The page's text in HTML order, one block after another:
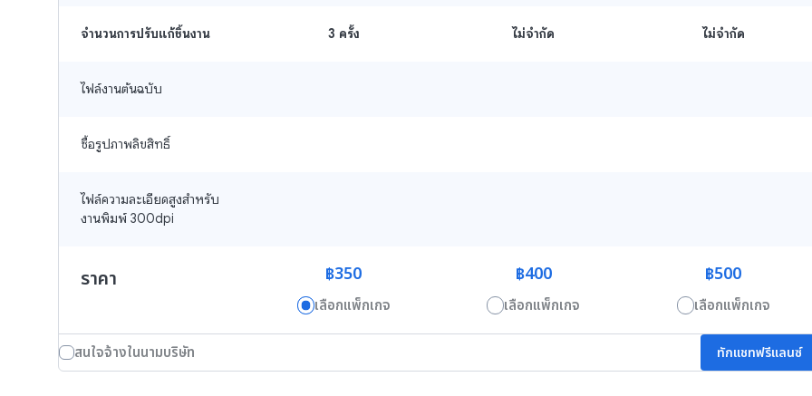
จำนวนการปรับแก้ชิ้นงาน 3 ครั้ง ไม่จำกัด ไม่จำกัด
ไฟล์งานต้นฉบับ
ซื้อรูปภาพลิขสิทธิ์
ไฟล์ความละเอียดสูงสำหรับ
งานพิมพ์ 300dpi
ราคา ฿350
เลือกแพ็กเกจ
฿400
เลือกแพ็กเกจ
฿500
เลือกแพ็กเกจ
สนใจจ้างในนามบริษัท ทักแชทฟรีแลนซ์